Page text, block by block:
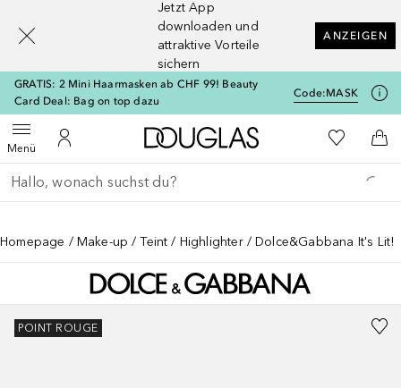
Jetzt App
downloaden und
attraktive Vorteile
sichern
ANZEIGEN
GRATIS: 2 Mini Haarmasken ab CHF 99! Beauty
Card Deal: Bag on top dazu
Code:MASK
MenüMenü öffnenZu Meinem Kundenkonto
Zur Douglas Startseite
Zu Meiner
Gehe zurück
Suche ausführen
Homepage Make-up Teint Highlighter Dolce&Gabbana It's Lit!
POINT ROUGE
[navigation.slideout.screenreader]